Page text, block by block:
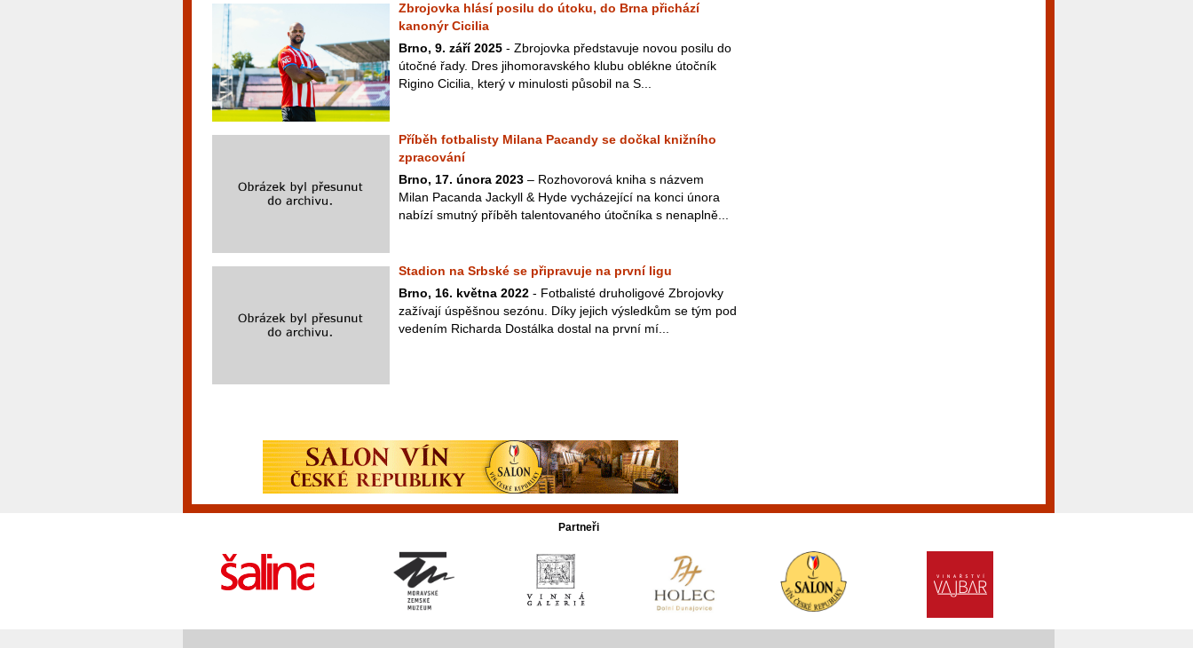
Zbrojovka hlásí posilu do útoku, do Brna přichází
kanonýr Cicilia
Brno, 9. září 2025 - Zbrojovka představuje novou posilu do
útočné řady. Dres jihomoravského klubu oblékne útočník
Rigino Cicilia, který v minulosti působil na S...
Příběh fotbalisty Milana Pacandy se dočkal knižního
zpracování
Brno, 17. února 2023 – Rozhovorová kniha s názvem
Milan Pacanda Jackyll & Hyde vycházející na konci února
nabízí smutný příběh talentovaného útočníka s nenaplně...
Stadion na Srbské se připravuje na první ligu
Brno, 16. května 2022 - Fotbalisté druholigové Zbrojovky
zažívají úspěšnou sezónu. Díky jejich výsledkům se tým pod
vedením Richarda Dostálka dostal na první mí...
Partneři